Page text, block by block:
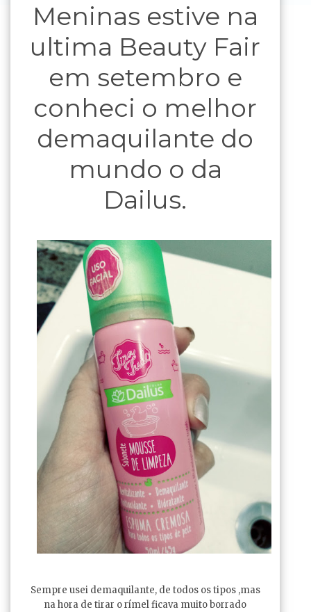
Meninas estive na
ultima Beauty Fair
em setembro e
conheci o melhor
demaquilante do
mundo o da
Dailus.
Sempre usei demaquilante, de todos os tipos ,mas
na hora de tirar o rímel ficava muito borrado